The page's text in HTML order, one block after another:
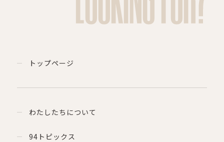
トップページ
わたしたちについて
94トピックス